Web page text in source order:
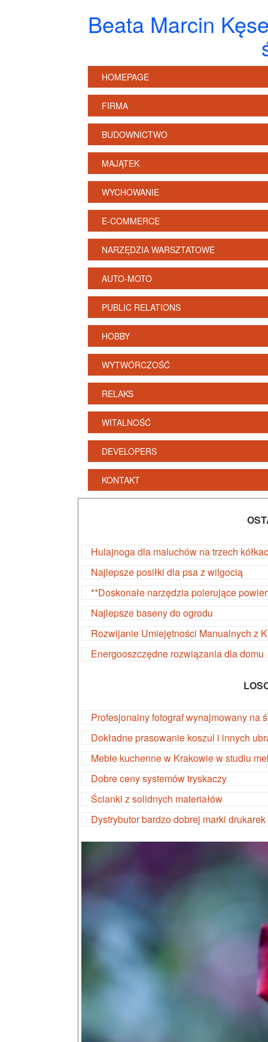
Beata Marcin
HOMEPAGE
FIRMA
BUDOWNICTWO
MAJĄTEK
WYCHOWANIE
E-COMMERCE
NARZĘDZIA WARSZTATOWE
AUTO-MOTO
PUBLIC RELATIONS
HOBBY
WYTWÓRCZOŚĆ
RELAKS
WITALNOŚĆ
DEVELOPERS
KONTAKT
Hulajnoga dla maluchów na trzech
Najlepsze posiłki dla psa z wilgocią
**Doskonałe narzędzia polerujące
Najlepsze baseny do ogrodu
Rozwijanie Umiejętności Manualnych z
Energooszczędne rozwiązania dla domu
Profesjonalny fotograf wynajmowany na
Dokładne prasowanie koszul i innych
Meble kuchenne w Krakowie w studiu
Dobre ceny systemów tryskaczy
Ścianki z solidnych materiałów
Dystrybutor bardzo dobrej marki drukarek